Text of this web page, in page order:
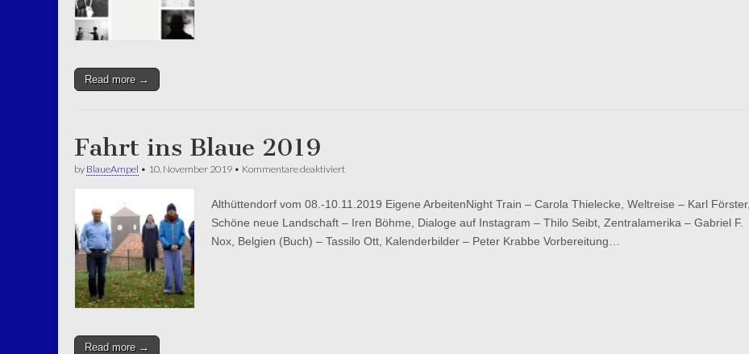
Read more →
Fahrt ins Blaue 2019
by BlaueAmpel • 10. November 2019 • Kommentare deaktiviertfür
Blaue
2019
Althüttendorf vom 08.-10.11.2019 Eigene ArbeitenNight Train – Carola Thielecke, Weltreise – Karl Förster,
Schöne neue Landschaft – Iren Böhme, Dialoge auf Instagram – Thilo Seibt, Zentralamerika – Gabriel F.
Nox, Belgien (Buch) – Tassilo Ott, Kalenderbilder – Peter Krabbe Vorbereitung…
Read more →